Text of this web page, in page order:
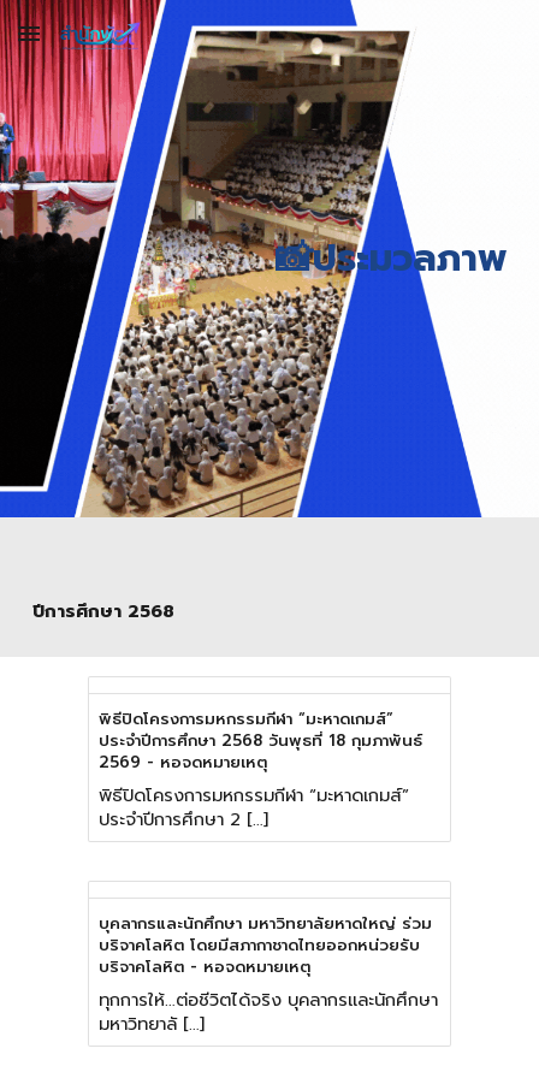
Skip to main content Skip to navigation
📸ประมวลภาพ
ปีการศึกษา 2568
พิธีปิดโครงการมหกรรมกีฬา “มะหาดเกมส์”
ประจำปีการศึกษา 2568 วันพุธที่ 18 กุมภาพันธ์
2569 - หอจดหมายเหตุ
พิธีปิดโครงการมหกรรมกีฬา “มะหาดเกมส์”
ประจำปีการศึกษา 2 […]
บุคลากรและนักศึกษา มหาวิทยาลัยหาดใหญ่ ร่วม
บริจาคโลหิต โดยมีสภากาชาดไทยออกหน่วยรับ
บริจาคโลหิต - หอจดหมายเหตุ
ทุกการให้…ต่อชีวิตได้จริง บุคลากรและนักศึกษา
มหาวิทยาลั […]